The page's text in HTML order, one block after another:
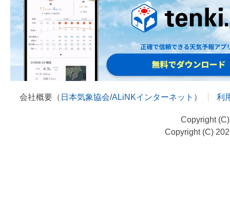
会社概要（ 日本気象協会/ALiNKインターネット ） 利
Copyright
Copyright (C)